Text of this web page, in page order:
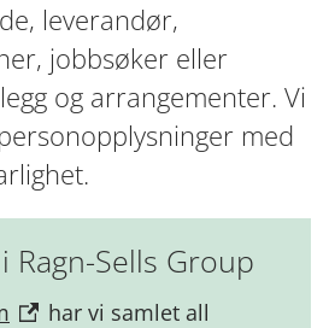
leverandør,
jobbsøker eller
og arrangementer. Vi
med
Ragn-Sells Group
har vi samlet all